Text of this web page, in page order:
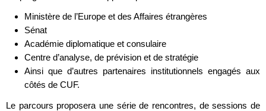
Ministère de l’Europe et des Affaires étrangères
Sénat
Académie diplomatique et consulaire
Centre d’analyse, de prévision et de stratégie
Ainsi que d’autres partenaires institutionnels engagés aux
côtés de CUF.
Le parcours proposera une série de rencontres, de sessions de